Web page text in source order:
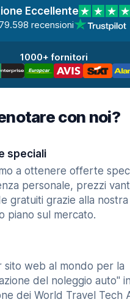
Eccellente
recensioni
1000+ fornitori
con noi?
speciali
a ottenere offerte
personale, prezzi
gratuiti grazie alla
piano sul mercato.
sito web al mondo per la
del noleggio auto" in
dei World Travel Tech